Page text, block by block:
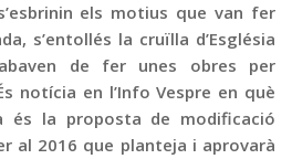
els motius que van fer
s’entollés la cruïlla d’Església
de fer unes obres per
notícia en l’Info Vespre en què
és la proposta de modificació
al 2016 que planteja i aprovarà